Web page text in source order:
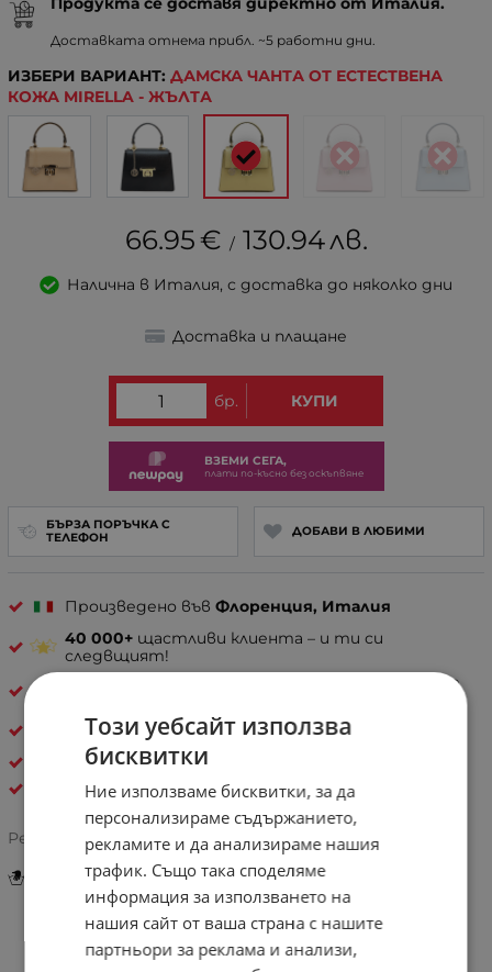
Доставката отнема прибл. ~5 работни дни.
ИЗБЕРИ ВАРИАНТ: ДАМСКА ЧАНТА ОТ ЕСТЕСТВЕНА
КОЖА MIRELLA - ЖЪЛТА
66.95€ / 130.94лв.
Налична в Италия, с доставка до няколко дни
Доставка и плащане
Инструкции за грижа и поддръжка
бр. КУПИ
ВЗЕМИ СЕГА,
плати по-късно без оскъпвяне
БЪРЗА ПОРЪЧКА С
ТЕЛЕФОН
ДОБАВИ В ЛЮБИМИ
Произведено във Флоренция, Италия
40 000+ щастливи клиента – и ти си
следвщият!
– лесно връщане, ако не е
Естествена кожа
ДАМСКИ ЧАНТИ ОТ ЕСТЕСТВЕНА КОЖА
Pelletteria Italia
Рейтинг:
Този уебсайт използва
бисквитки
Ние използваме бисквитки, за да
персонализираме съдържанието,
рекламите и да анализираме нашия
трафик. Също така споделяме
информация за използването на
нашия сайт от ваша страна с нашите
партньори за реклама и анализи,